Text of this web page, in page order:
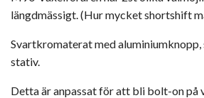
längdmässigt. (Hur mycket shortshift
Svartkromaterat med
stativ.
Detta är anpassat för att bli bolt-on på